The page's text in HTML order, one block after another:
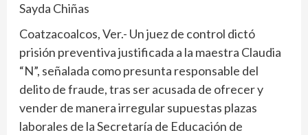
Sayda Chiñas
Coatzacoalcos, Ver.- Un juez de control dictó
prisión preventiva justificada a la maestra Claudia
“N”, señalada como presunta responsable del
delito de fraude, tras ser acusada de ofrecer y
vender de manera irregular supuestas plazas
laborales de la Secretaría de Educación de